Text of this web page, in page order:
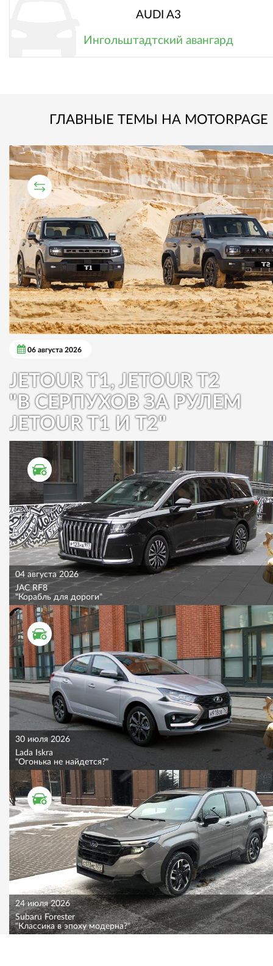
AUDI A3
Ингольштадтский авангард
ГЛАВНЫЕ ТЕМЫ НА MOTORPAGE
СРАВНИТЕЛЬНЫЙ ТЕСТ
06 августа 2026
JETOUR T1, JETOUR T2
"В СЕРПУХОВ ЗА РУЛЕМ
JETOUR T1 И T2"
ТЕСТ ДРАЙВ
04 августа 2026
JAC RF8
"Корабль для дороги"
ТЕСТ ДРАЙВ
30 июля 2026
Lada Iskra
"Огонька не найдется?"
ТЕСТ ДРАЙВ
24 июля 2026
Subaru Forester
"Классика в эпоху модерна?"